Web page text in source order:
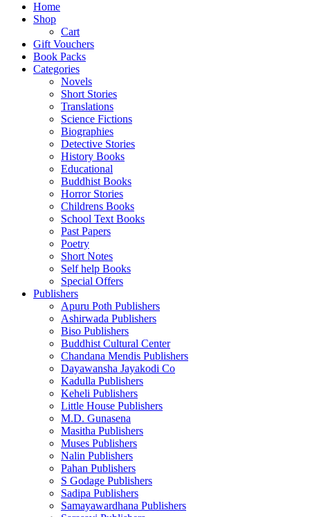
Home
Shop
Cart
Gift Vouchers
Book Packs
Categories
Novels
Short Stories
Translations
Science Fictions
Biographies
Detective Stories
History Books
Educational
Buddhist Books
Horror Stories
Childrens Books
School Text Books
Past Papers
Poetry
Short Notes
Self help Books
Special Offers
Publishers
Apuru Poth Publishers
Ashirwada Publishers
Biso Publishers
Buddhist Cultural Center
Chandana Mendis Publishers
Dayawansha Jayakodi Co
Kadulla Publishers
Keheli Publishers
Little House Publishers
M.D. Gunasena
Masitha Publishers
Muses Publishers
Nalin Publishers
Pahan Publishers
S Godage Publishers
Sadipa Publishers
Samayawardhana Publishers